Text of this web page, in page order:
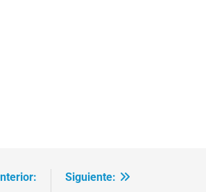
Siguiente: